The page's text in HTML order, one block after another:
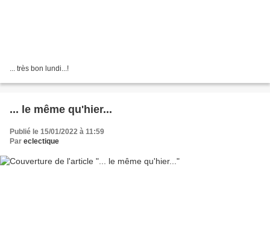
... très bon lundi...!
... le même qu'hier...
Publié le 15/01/2022 à 11:59
Par eclectique